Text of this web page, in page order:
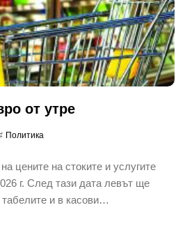
от утре
Политика
цените на стоките и услугите
г. След тази дата левът ще
табелите и в касови…